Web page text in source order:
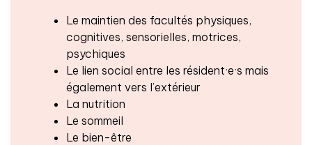
Le maintien des facultés physiques,
cognitives, sensorielles, motrices,
psychiques
Le lien social entre les résident·e·s mais
également vers l’extérieur
La nutrition
Le sommeil
Le bien-être